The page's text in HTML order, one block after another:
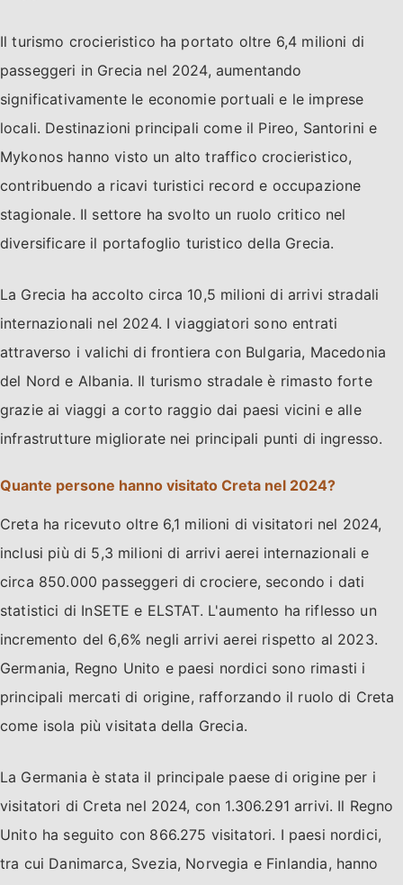
Il turismo crocieristico ha portato oltre 6,4 milioni di
passeggeri in Grecia nel 2024, aumentando
significativamente le economie portuali e le imprese
locali. Destinazioni principali come il Pireo, Santorini e
Mykonos hanno visto un alto traffico crocieristico,
contribuendo a ricavi turistici record e occupazione
stagionale. Il settore ha svolto un ruolo critico nel
diversificare il portafoglio turistico della Grecia.
La Grecia ha accolto circa 10,5 milioni di arrivi stradali
internazionali nel 2024. I viaggiatori sono entrati
attraverso i valichi di frontiera con Bulgaria, Macedonia
del Nord e Albania. Il turismo stradale è rimasto forte
grazie ai viaggi a corto raggio dai paesi vicini e alle
infrastrutture migliorate nei principali punti di ingresso.
Quante persone hanno visitato Creta nel 2024?
Creta ha ricevuto oltre 6,1 milioni di visitatori nel 2024,
inclusi più di 5,3 milioni di arrivi aerei internazionali e
circa 850.000 passeggeri di crociere, secondo i dati
statistici di InSETE e ELSTAT. L'aumento ha riflesso un
incremento del 6,6% negli arrivi aerei rispetto al 2023.
Germania, Regno Unito e paesi nordici sono rimasti i
principali mercati di origine, rafforzando il ruolo di Creta
come isola più visitata della Grecia.
La Germania è stata il principale paese di origine per i
visitatori di Creta nel 2024, con 1.306.291 arrivi. Il Regno
Unito ha seguito con 866.275 visitatori. I paesi nordici,
tra cui Danimarca, Svezia, Norvegia e Finlandia, hanno